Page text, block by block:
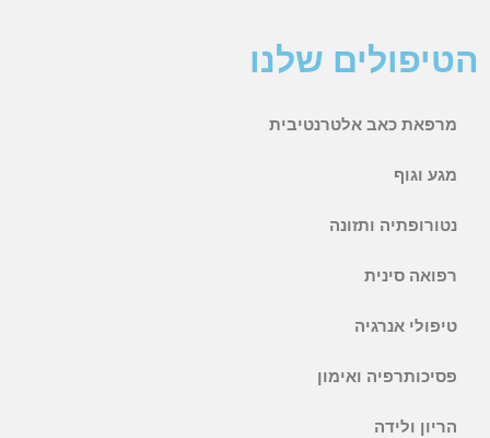
הטיפולים שלנו
מרפאת כאב אלטרנטיבית
מגע וגוף
נטורופתיה ותזונה
רפואה סינית
טיפולי אנרגיה
פסיכותרפיה ואימון
הריון ולידה